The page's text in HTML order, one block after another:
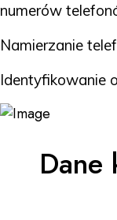
numerów
Namierzanie
Identyfikowanie
Dane